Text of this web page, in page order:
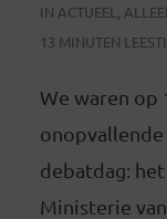
IN ACTUEEL ,
13 MINUTEN
We waren op
onopvallende
debatdag:
Ministerie